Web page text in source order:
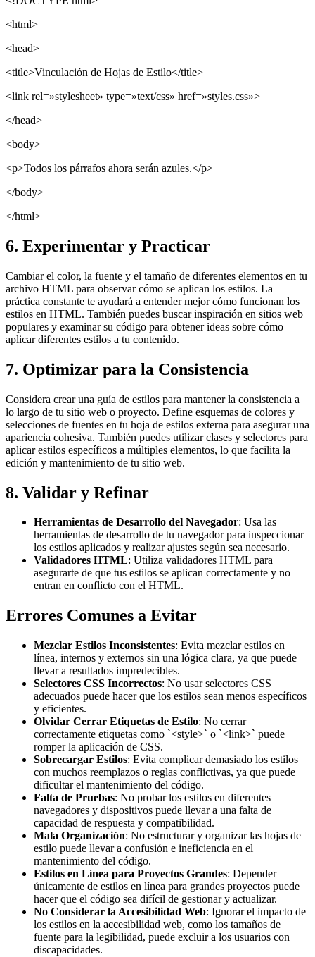
<html>
<head>
<title>Vinculación de Hojas de Estilo</title>
<link rel=»stylesheet» type=»text/css» href=»styles.css»>
</head>
<body>
<p>Todos los párrafos ahora serán azules.</p>
</body>
</html>
6. Experimentar y Practicar
Cambiar el color, la fuente y el tamaño de diferentes elementos en tu
archivo HTML para observar cómo se aplican los estilos. La
práctica constante te ayudará a entender mejor cómo funcionan los
estilos en HTML. También puedes buscar inspiración en sitios web
populares y examinar su código para obtener ideas sobre cómo
aplicar diferentes estilos a tu contenido.
7. Optimizar para la Consistencia
Considera crear una guía de estilos para mantener la consistencia a
lo largo de tu sitio web o proyecto. Define esquemas de colores y
selecciones de fuentes en tu hoja de estilos externa para asegurar una
apariencia cohesiva. También puedes utilizar clases y selectores para
aplicar estilos específicos a múltiples elementos, lo que facilita la
edición y mantenimiento de tu sitio web.
8. Validar y Refinar
Herramientas de Desarrollo del Navegador: Usa las
herramientas de desarrollo de tu navegador para inspeccionar
los estilos aplicados y realizar ajustes según sea necesario.
Validadores HTML: Utiliza validadores HTML para
asegurarte de que tus estilos se aplican correctamente y no
entran en conflicto con el HTML.
Errores Comunes a Evitar
Mezclar Estilos Inconsistentes: Evita mezclar estilos en
línea, internos y externos sin una lógica clara, ya que puede
llevar a resultados impredecibles.
Selectores CSS Incorrectos: No usar selectores CSS
adecuados puede hacer que los estilos sean menos específicos
y eficientes.
Olvidar Cerrar Etiquetas de Estilo: No cerrar
correctamente etiquetas como `<style>` o `<link>` puede
romper la aplicación de CSS.
Sobrecargar Estilos: Evita complicar demasiado los estilos
con muchos reemplazos o reglas conflictivas, ya que puede
dificultar el mantenimiento del código.
Falta de Pruebas: No probar los estilos en diferentes
navegadores y dispositivos puede llevar a una falta de
capacidad de respuesta y compatibilidad.
Mala Organización: No estructurar y organizar las hojas de
estilo puede llevar a confusión e ineficiencia en el
mantenimiento del código.
Estilos en Línea para Proyectos Grandes: Depender
únicamente de estilos en línea para grandes proyectos puede
hacer que el código sea difícil de gestionar y actualizar.
No Considerar la Accesibilidad Web: Ignorar el impacto de
los estilos en la accesibilidad web, como los tamaños de
fuente para la legibilidad, puede excluir a los usuarios con
discapacidades.